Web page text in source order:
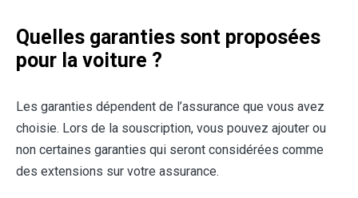
Quelles garanties sont proposées
pour la voiture ?
Les garanties dépendent de l’assurance que vous avez
choisie. Lors de la souscription, vous pouvez ajouter ou
non certaines garanties qui seront considérées comme
des extensions sur votre assurance.